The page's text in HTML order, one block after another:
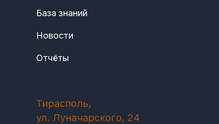
Тирасполь,
ул. Луначарского, 24
База знаний
Новости
Отчёты